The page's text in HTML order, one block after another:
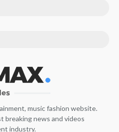
music fashion website.
breaking news and videos
industry.